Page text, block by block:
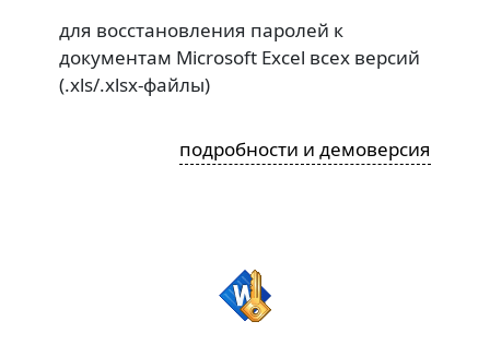
для восстановления паролей к
документам Microsoft Excel всех версий
(.xls/.xlsx-файлы)
подробности и демоверсия